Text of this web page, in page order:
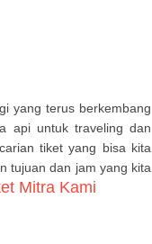
yang terus berkembang
api untuk traveling dan
tiket yang bisa kita
tujuan dan jam yang kita
Mitra Kami